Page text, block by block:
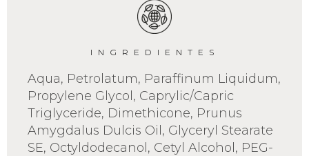
INGREDIENTES
Aqua, Petrolatum, Paraffinum Liquidum,
Propylene Glycol, Caprylic/Capric
Triglyceride, Dimethicone, Prunus
Amygdalus Dulcis Oil, Glyceryl Stearate
SE, Octyldodecanol, Cetyl Alcohol, PEG-